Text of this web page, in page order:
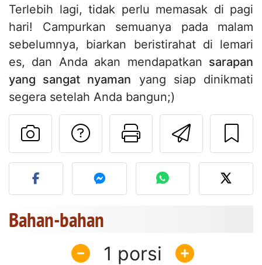
Terlebih lagi, tidak perlu memasak di pagi
hari! Campurkan semuanya pada malam
sebelumnya, biarkan beristirahat di lemari
es, dan Anda akan mendapatkan sarapan
yang sangat nyaman yang siap dinikmati
segera setelah Anda bangun;)
Kirim
Cetak
Mengajukan
Unggah foto Anda dari
Bahan-bahan
1